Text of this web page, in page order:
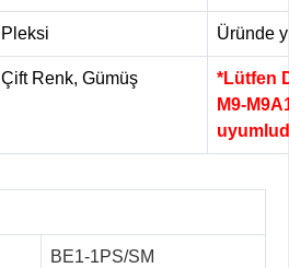
Pleksi Üründe
Çift Renk, Gümüş
*Lütfen
M9-
BE1-1PS/SM